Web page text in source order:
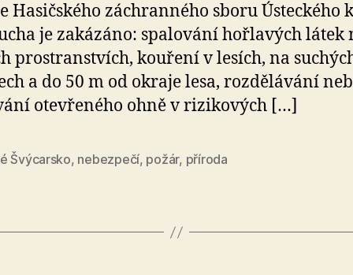
Hasičského záchranného sboru Ústeckého
je zakázáno: spalování hořlavých látek
prostranstvích, kouření v lesích, na
a do 50 m od okraje lesa, rozdělávání
otevřeného ohně v rizikových […]
Švýcarsko, nebezpečí, požár, příroda